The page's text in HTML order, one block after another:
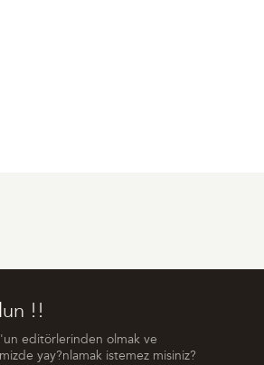
!!
editörlerinden olmak ve
yay?nlamak istemez misiniz?